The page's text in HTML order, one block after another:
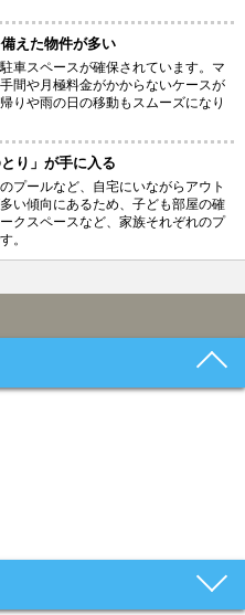
えた物件が多い
車スペースが確保されています。マ
間や月極料金がかからないケースが
りや雨の日の移動もスムーズになり
り」が手に入る
プールなど、自宅にいながらアウト
い傾向にあるため、子ども部屋の確
クスペースなど、家族それぞれのプ
。